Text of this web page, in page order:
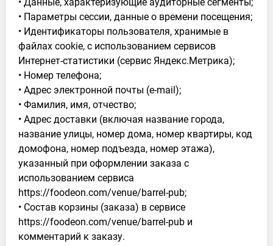
• Параметры сессии, данные о времени посещения;
• Идентификаторы пользователя, хранимые в
файлах cookie, с использованием сервисов
Интернет-статистики (сервис Яндекс.Метрика);
• Номер телефона;
• Адрес электронной почты (e-mail);
• Фамилия, имя, отчество;
• Адрес доставки (включая название города,
название улицы, номер дома, номер квартиры, код
домофона, номер подъезда, номер этажа),
указанный при оформлении заказа с
использованием сервиса
https://foodeon.com/venue/barrel-pub;
• Состав корзины (заказа) в сервисе
https://foodeon.com/venue/barrel-pub и
комментарий к заказу.